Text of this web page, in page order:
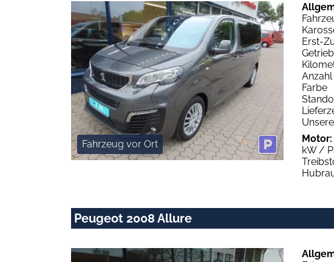
Fahrzeug vor Ort
Erst-
Farbe
Motor:
kW /
Peugeot 2008 Allure